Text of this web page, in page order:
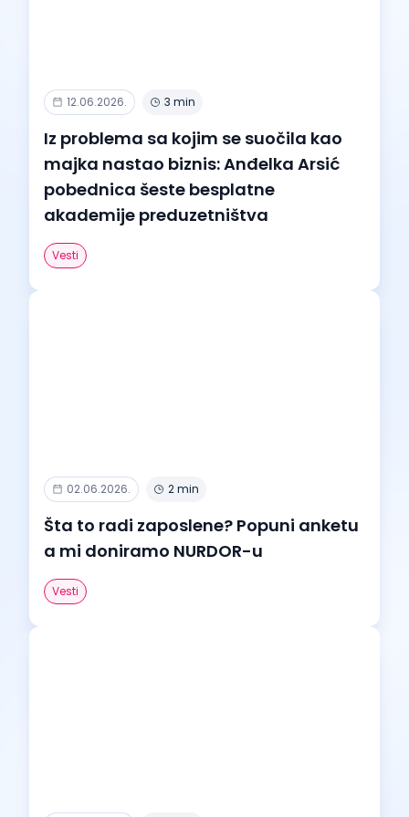
12.06.2026. 3 min
Iz problema sa kojim se suočila kao
majka nastao biznis: Anđelka Arsić
pobednica šeste besplatne
akademije preduzetništva
Vesti
02.06.2026. 2 min
Šta to radi zaposlene? Popuni anketu
a mi doniramo NURDOR-u
Vesti